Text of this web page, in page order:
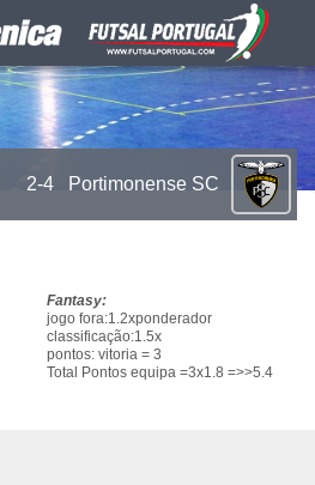
2-4 Portimonense SC
Fantasy:
jogo fora:1.2xponderador
classificação:1.5x
pontos: vitoria = 3
Total Pontos equipa =3x1.8 =>>5.4